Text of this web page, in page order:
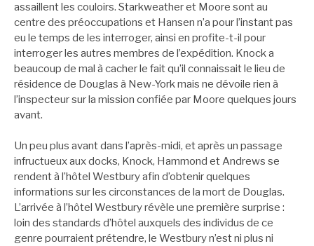
assaillent les couloirs. Starkweather et Moore sont au
centre des préoccupations et Hansen n’a pour l’instant pas
eu le temps de les interroger, ainsi en profite-t-il pour
interroger les autres membres de l’expédition. Knock a
beaucoup de mal à cacher le fait qu’il connaissait le lieu de
résidence de Douglas à New-York mais ne dévoile rien à
l’inspecteur sur la mission confiée par Moore quelques jours
avant.
Un peu plus avant dans l’après-midi, et après un passage
infructueux aux docks, Knock, Hammond et Andrews se
rendent à l’hôtel Westbury afin d’obtenir quelques
informations sur les circonstances de la mort de Douglas.
L’arrivée à l’hôtel Westbury révèle une première surprise :
loin des standards d’hôtel auxquels des individus de ce
genre pourraient prétendre, le Westbury n’est ni plus ni